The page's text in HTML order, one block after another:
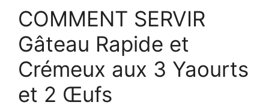
COMMENT SERVIR
Gâteau Rapide et
Crémeux aux 3 Yaourts
et 2 Œufs